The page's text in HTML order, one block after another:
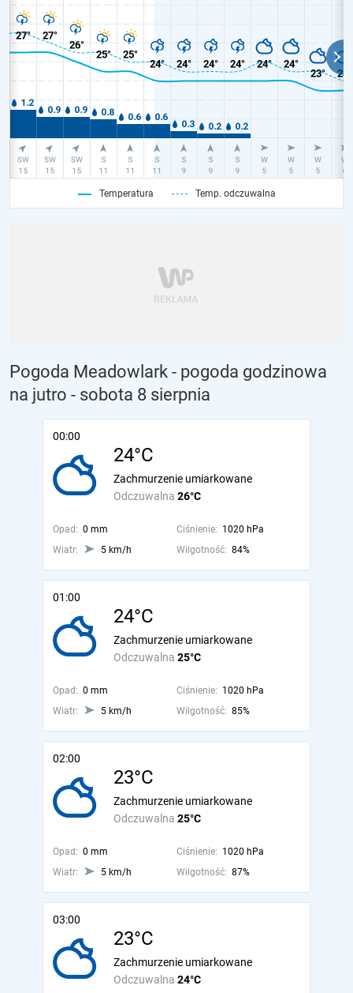
Temperatura Temp. odczuwalna
Pogoda Meadowlark - pogoda godzinowa
na jutro - sobota 8 sierpnia
00:00
24°C
Odczuwalna 26°C
Zachmurzenie umiarkowane
Opad: 0 mm Ciśnienie: 1020 hPa
Wiatr:
5 km/h Wilgotność: 84%
01:00
24°C
Odczuwalna 25°C
Zachmurzenie umiarkowane
Opad: 0 mm Ciśnienie: 1020 hPa
Wiatr:
5 km/h Wilgotność: 85%
02:00
23°C
Odczuwalna 25°C
Zachmurzenie umiarkowane
Opad: 0 mm Ciśnienie: 1020 hPa
Wiatr:
5 km/h Wilgotność: 87%
03:00
23°C
Odczuwalna 24°C
Zachmurzenie umiarkowane